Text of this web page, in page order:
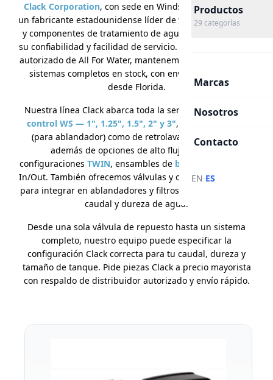
Productos
29 categorías
Marcas
Nosotros
Contacto
EN·ES
Clack Corporation, con sede en Windsor, Wisconsin, es
un fabricante estadounidense líder de válvulas de control
y componentes de tratamiento de agua, reconocido por
su confiabilidad y facilidad de servicio. Como distribuidor
autorizado de All For Water, mantenemos válvulas Clack y
sistemas completos en stock, con envío el mismo día
desde Florida.
Nuestra línea Clack abarca toda la serie deválvulas de
control WS — 1", 1.25", 1.5", 2" y 3", tanto de control
(para ablandador) como de retrolavado (para filtro),
además de opciones de alto flujo (WS2HF),
configuraciones TWIN, ensambles de bypass
In/Out. También ofrecemos válvulas y componentes listos
para integrar en ablandadores y filtros a la medida de tu
caudal y dureza de agua.
Desde una sola válvula de repuesto hasta un sistema
completo, nuestro equipo puede especificar la
configuración Clack correcta para tu caudal, dureza y
tamaño de tanque. Pide piezas Clack a precio mayorista
con respaldo de distribuidor autorizado y envío rápido.